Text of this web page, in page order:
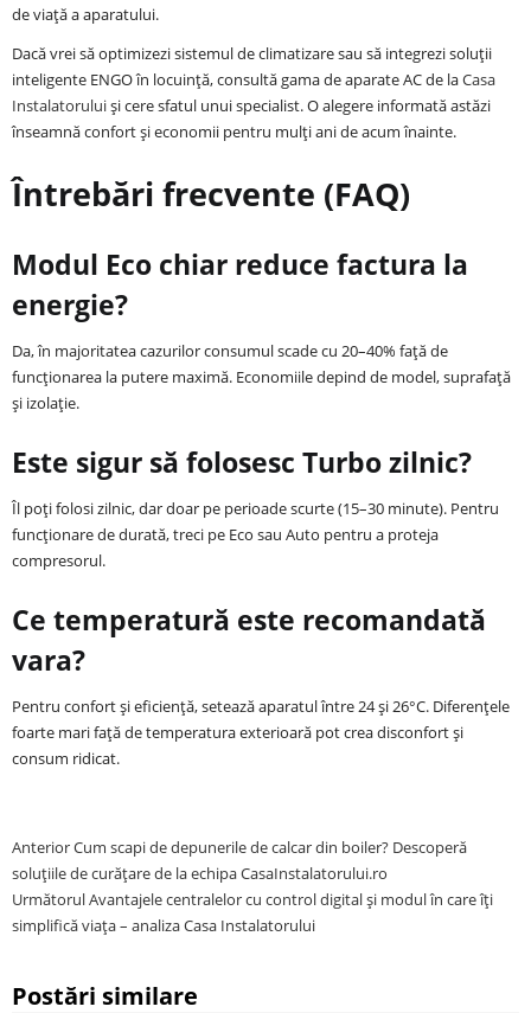
de viață a aparatului.
Dacă vrei să optimizezi sistemul de climatizare sau să integrezi soluții
inteligente ENGO în locuință, consultă gama de aparate AC de laCasa
Instalatoruluiși cere sfatul unui specialist. O alegere informată astăzi
înseamnă confort și economii pentru mulți ani de acum înainte.
Întrebări frecvente (FAQ)
Modul Eco chiar reduce factura la
energie?
Da, în majoritatea cazurilor consumul scade cu 20–40% față de
funcționarea la putere maximă. Economiile depind de model, suprafață
și izolație.
Este sigur să folosesc Turbo zilnic?
Îl poți folosi zilnic, dar doar pe perioade scurte (15–30 minute). Pentru
funcționare de durată, treci pe Eco sau Auto pentru a proteja
compresorul.
Ce temperatură este recomandată
vara?
Pentru confort și eficiență, setează aparatul între 24 și 26°C. Diferențele
foarte mari față de temperatura exterioară pot crea disconfort și
consum ridicat.
AnteriorCum scapi de depunerile de calcar din boiler? Descoperă
soluțiile de curățare de la echipa CasaInstalatorului.ro
UrmătorulAvantajele centralelor cu control digital și modul în care îți
simplifică viața – analiza Casa Instalatorului
Postări similare